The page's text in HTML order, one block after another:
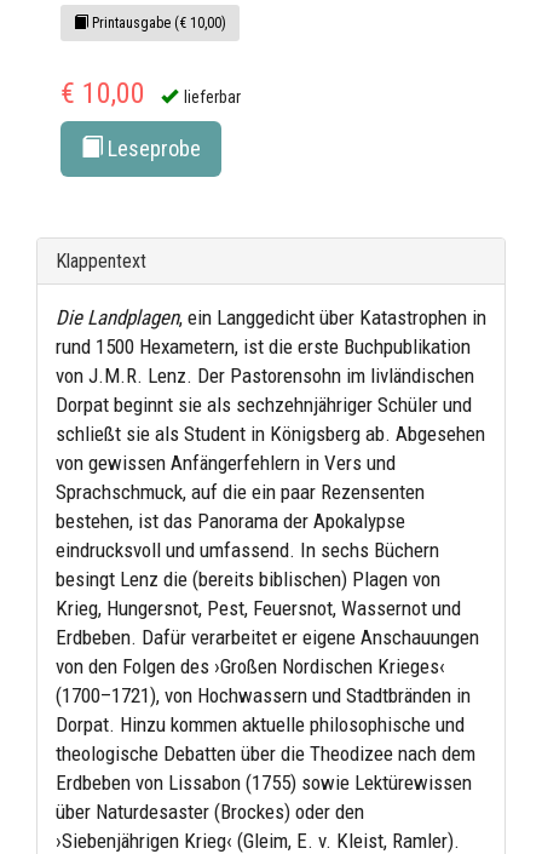
Printausgabe (€ 10,00)
€ 10,00 lieferbar
Leseprobe
Klappentext
Die Landplagen, ein Langgedicht über Katastrophen in
rund 1500 Hexametern, ist die erste Buchpublikation
von J.M.R. Lenz. Der Pastorensohn im livländischen
Dorpat beginnt sie als sechzehnjähriger Schüler und
schließt sie als Student in Königsberg ab. Abgesehen
von gewissen Anfängerfehlern in Vers und
Sprachschmuck, auf die ein paar Rezensenten
bestehen, ist das Panorama der Apokalypse
eindrucksvoll und umfassend. In sechs Büchern
besingt Lenz die (bereits biblischen) Plagen von
Krieg, Hungersnot, Pest, Feuersnot, Wassernot und
Erdbeben. Dafür verarbeitet er eigene Anschauungen
von den Folgen des ›Großen Nordischen Krieges‹
(1700–1721), von Hochwassern und Stadtbränden in
Dorpat. Hinzu kommen aktuelle philosophische und
theologische Debatten über die Theodizee nach dem
Erdbeben von Lissabon (1755) sowie Lektürewissen
über Naturdesaster (Brockes) oder den
›Siebenjährigen Krieg‹ (Gleim, E. v. Kleist, Ramler).